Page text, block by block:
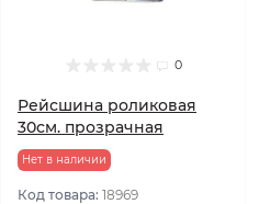
0
Рейсшина роликовая
30см. прозрачная
Нет в наличии
Код товара: 18969